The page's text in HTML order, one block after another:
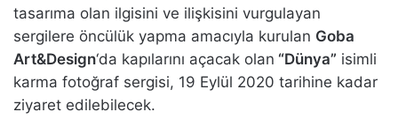
tasarıma olan ilgisini ve ilişkisini vurgulayan
sergilere öncülük yapma amacıyla kurulan Goba
Art&Design‘da kapılarını açacak olan “Dünya” isimli
karma fotoğraf sergisi, 19 Eylül 2020 tarihine kadar
ziyaret edilebilecek.